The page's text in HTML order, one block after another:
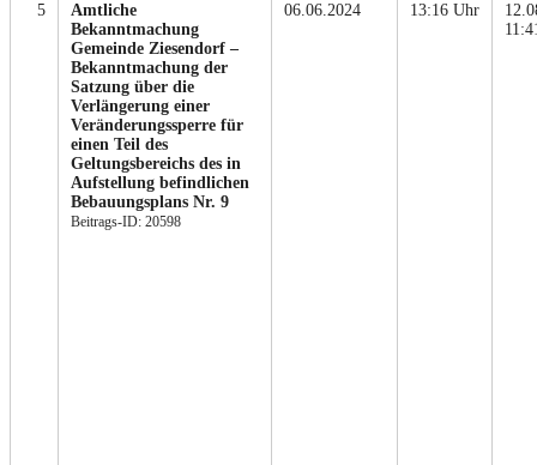
5
Amtliche
Bekanntmachung
Gemeinde Ziesendorf –
Bekanntmachung der
Satzung über die
Verlängerung einer
Veränderungssperre für
einen Teil des
Geltungsbereichs des in
Aufstellung befindlichen
Bebauungsplans Nr. 9
Beitrags-ID: 20598
06.06.2024 13:16 Uhr